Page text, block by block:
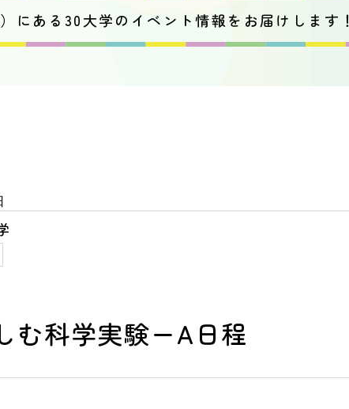
にある30大学のイベント情報をお届けします！
む科学実験ーA日程